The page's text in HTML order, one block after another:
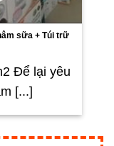
sữa + Túi trữ
Để lại yêu
[...]